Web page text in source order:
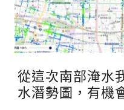
從這次南部淹水
水潛勢圖，有機